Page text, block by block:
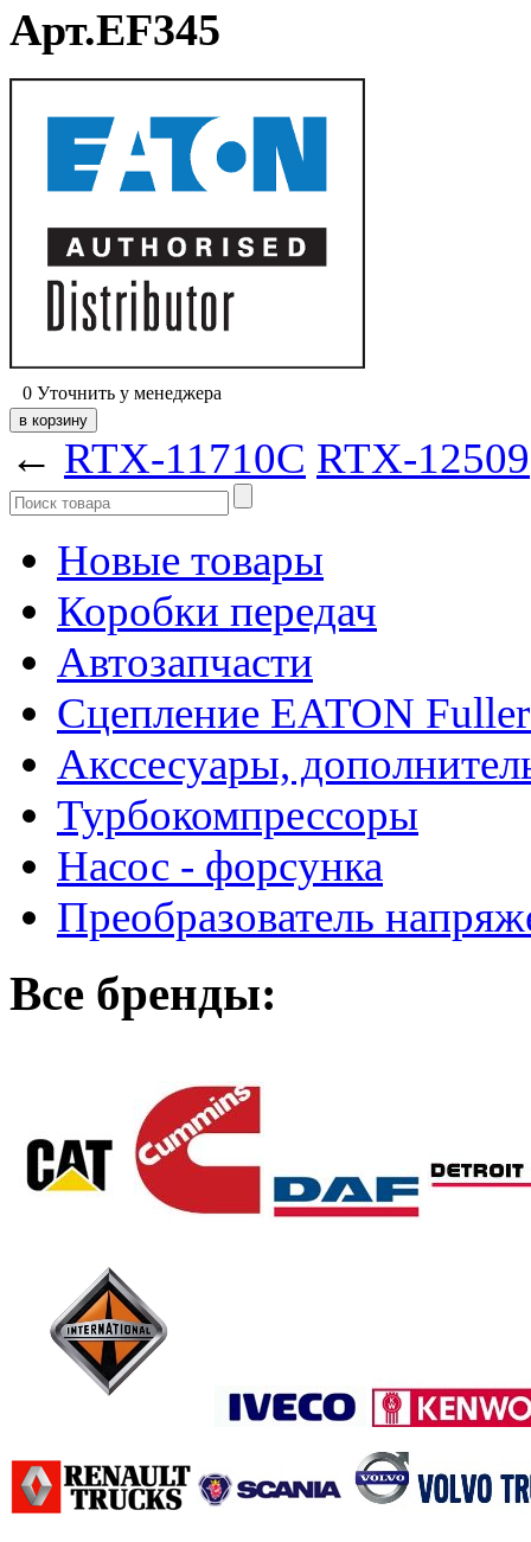
Арт.EF345
0 Уточнить у менеджера
← RTX-11710C RTX-12509
Новые товары
Коробки передач
Автозапчасти
Сцепление EATON
Акссесуары,
Турбокомпрессоры
Насос - форсунка
Преобразователь
Все бренды: